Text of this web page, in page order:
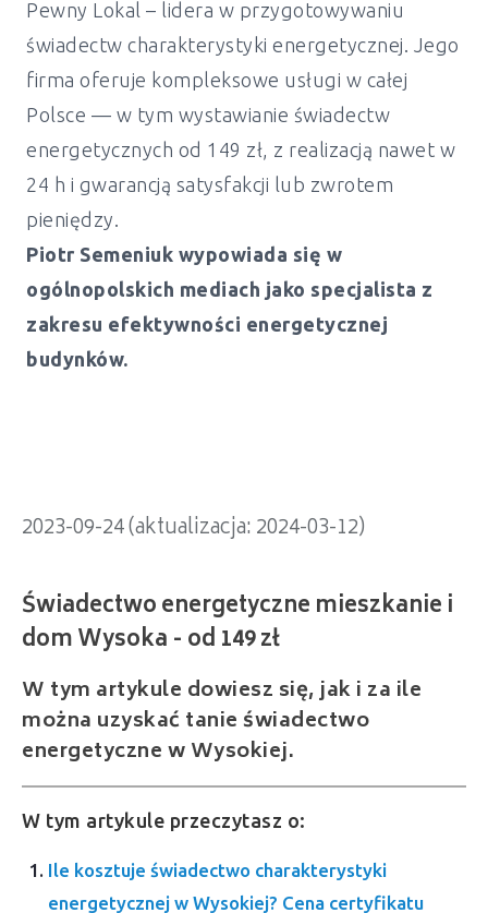
Pewny Lokal – lidera w przygotowywaniu
świadectw charakterystyki energetycznej. Jego
firma oferuje kompleksowe usługi w całej
Polsce — w tym wystawianie świadectw
energetycznych od 149 zł, z realizacją nawet w
24 h i gwarancją satysfakcji lub zwrotem
pieniędzy.
Piotr Semeniuk wypowiada się w
ogólnopolskich mediach jako specjalista z
zakresu efektywności energetycznej
budynków.
2023-09-24 (aktualizacja: 2024-03-12)
Świadectwo energetyczne mieszkanie i
W tym artykule dowiesz się, jak i za ile
można uzyskać tanie świadectwo
energetyczne w Wysokiej.
W tym artykule przeczytasz o:
Ile kosztuje świadectwo charakterystyki
energetycznej w Wysokiej? Cena certyfikatu